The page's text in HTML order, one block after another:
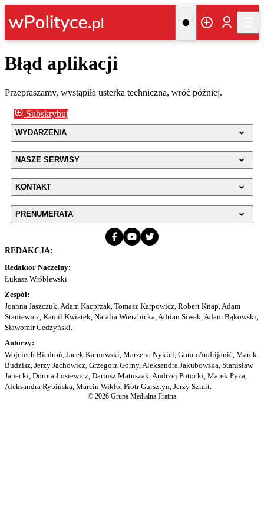
Błąd aplikacji
Przepraszamy, wystąpiła usterka techniczna, wróć później.
Subskrybuj
WYDARZENIA
NASZE SERWISY
KONTAKT
PRENUMERATA
REDAKCJA:
Redaktor Naczelny:
Łukasz Wróblewski
Zespół:
Joanna Jaszczuk, Adam Kacprzak, Tomasz Karpowicz, Robert Knap, Adam
Staniewicz, Kamil Kwiatek, Natalia Wierzbicka, Adrian Siwek, Adam Bąkowski,
Sławomir Cedzyński.
Autorzy:
Wojciech Biedroń, Jacek Karnowski, Marzena Nykiel, Goran Andrijanić, Marek
Budzisz, Jerzy Jachowicz, Grzegorz Górny, Aleksandra Jakubowska, Stanisław
Janecki, Dorota Łosiewicz, Dariusz Matuszak, Andrzej Potocki, Marek Pyza,
Aleksandra Rybińska, Marcin Wikło, Piotr Gursztyn, Jerzy Szmit.
© 2026 Grupa Medialna Fratria